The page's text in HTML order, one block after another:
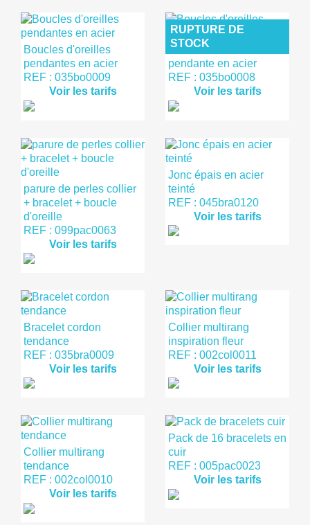
Boucles d'oreilles
pendantes en acier
REF : 035bo0009
Voir les tarifs
Boucles d'oreilles
pendante en acier
REF : 035bo0008
Voir les tarifs
RUPTURE DE
STOCK
parure de perles collier
+ bracelet + boucle
d'oreille
REF : 099pac0063
Voir les tarifs
Jonc épais en acier
teinté
REF : 045bra0120
Voir les tarifs
Bracelet cordon
tendance
REF : 035bra0009
Voir les tarifs
Collier multirang
inspiration fleur
REF : 002col0011
Voir les tarifs
Collier multirang
tendance
REF : 002col0010
Voir les tarifs
Pack de 16 bracelets en
cuir
REF : 005pac0023
Voir les tarifs